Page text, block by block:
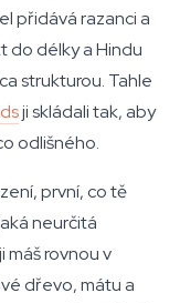
přidává razanci a
do délky a Hindu
strukturou. Tahle
ji skládali tak, aby
odlišného.
první, co tě
neurčitá
máš rovnou v
dřevo, mátu a